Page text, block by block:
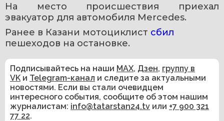
На место происшествия приехал
эвакуатор для автомобиля Mercedes.
Ранее в Казани мотоциклист
пешеходов на остановке.
Подписывайтесь на наши MAX, Дзен, группу в
VK и Telegram-канал и следите за актуальными
новостями. Если вы стали очевидцем
интересного события, сообщите об этом нашим
журналистам: info@tatarstan24.tv или +7 900 321
77 22.